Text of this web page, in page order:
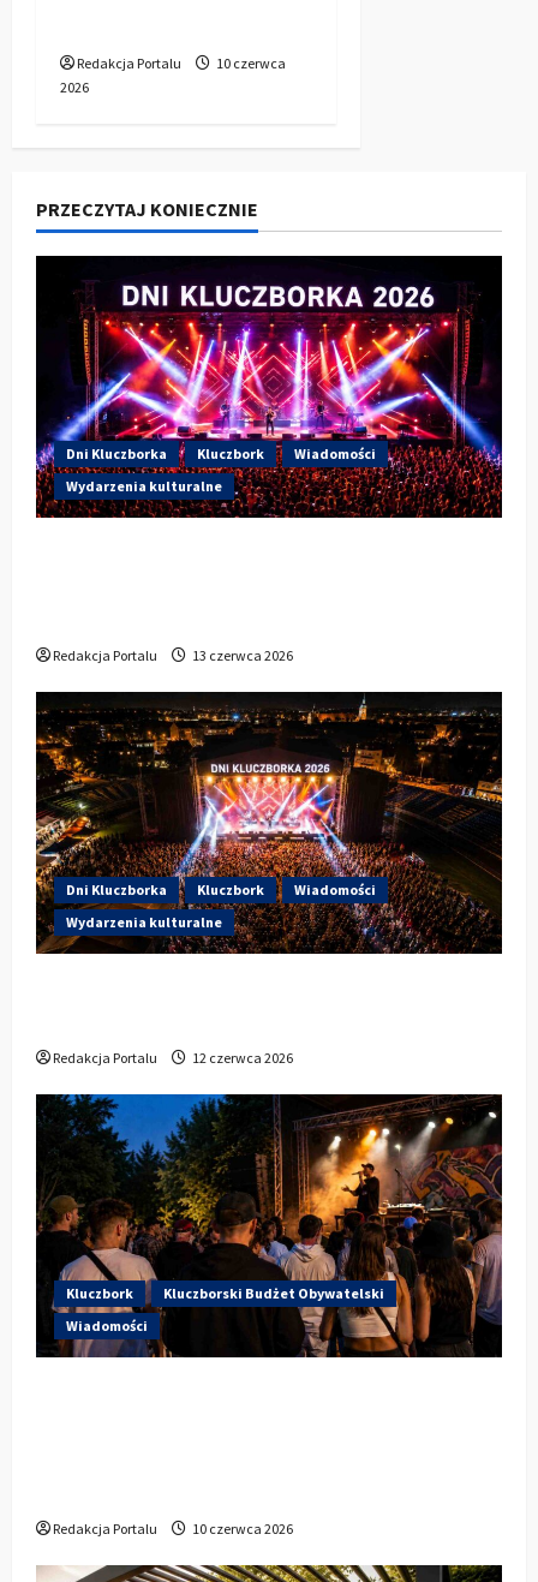
Redakcja Portalu
10 czerwca
2026
PRZECZYTAJ KONIECZNIE
Dni Kluczborka Kluczbork
Wiadomości
Wydarzenia kulturalne
Redakcja Portalu 13 czerwca 2026
Dni Kluczborka Kluczbork
Wiadomości
Wydarzenia kulturalne
Redakcja Portalu 12 czerwca 2026
Kluczbork
Kluczborski Budżet Obywatelski
Wiadomości
Redakcja Portalu 10 czerwca 2026